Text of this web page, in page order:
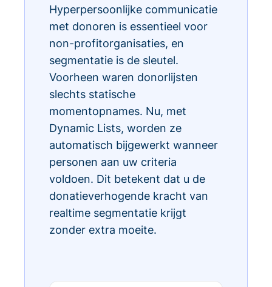
Hyperpersoonlijke communicatie
met donoren is essentieel voor
non-profitorganisaties, en
segmentatie is de sleutel.
Voorheen waren donorlijsten
slechts statische
momentopnames. Nu, met
Dynamic Lists, worden ze
automatisch bijgewerkt wanneer
personen aan uw criteria
voldoen. Dit betekent dat u de
donatieverhogende kracht van
realtime segmentatie krijgt
zonder extra moeite.